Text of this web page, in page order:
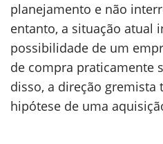
planejamento e não
entanto, a situação atual
possibilidade de um
de compra praticamente
disso, a direção gremista
hipótese de uma